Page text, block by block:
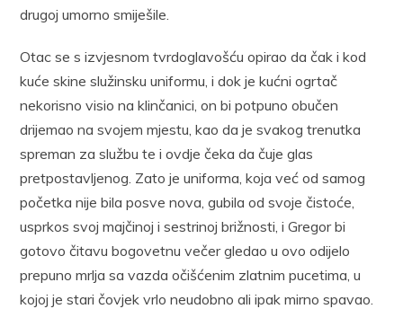
drugoj umorno smiješile.
Otac se s izvjesnom tvrdoglavošću opirao da čak i kod
kuće skine služinsku uniformu, i dok je kućni ogrtač
nekorisno visio na klinčanici, on bi potpuno obučen
drijemao na svojem mjestu, kao da je svakog trenutka
spreman za službu te i ovdje čeka da čuje glas
pretpostavljenog. Zato je uniforma, koja već od samog
početka nije bila posve nova, gubila od svoje čistoće,
usprkos svoj majčinoj i sestrinoj brižnosti, i Gregor bi
gotovo čitavu bogovetnu večer gledao u ovo odijelo
prepuno mrlja sa vazda očišćenim zlatnim pucetima, u
kojoj je stari čovjek vrlo neudobno ali ipak mirno spavao.